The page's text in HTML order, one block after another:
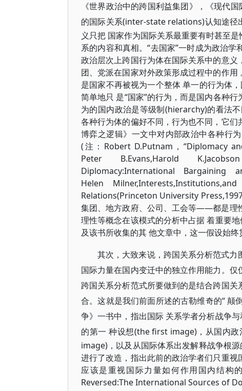
《世界政治中的跨国利益集团》，《现代
的国际关系(inter-state relations)认知途径
义只把 国家作为国际关系最重要有时甚至
系的内容和真相。“去国家”一时成为政治
政治层次上跨国行为体在国际关系中的意
团、党派在国家对外政策形成过程中的作
是国家不再被视为一个整体 单一的行为体
简单地只 是“国家”的行为，而是国内各种
为的国内政治是等级制(hierarchy)的看法
各种行为体的偏好不同，行为也不同，它
博弈之逻辑》一文中对内部政治中各种行
(注：Robert D.Putnam，“Diplomacy
Peter B.Evans,Harold
Diplomacy:International Bargaining
Helen
Relations(Princeton University
集团、地方政府、公司、工会等——都是理
理性等概念在该模式的分析中占据 着重要
及该书所收集的其 他文章中，这一假设始终
其次，大致来说，跨国关系分析范式
国际力量在国内变迁中的独立作用能力。
跨国关系分析范式所要做到的是结合跨国
合。这就是我们前面所述的古勒维奇的“ 颠
争》一书中，指出国际 关系学者分析战争
的第一 种设想(the first image)，从国内
image)，以及从国际体系出发解释战争根
进行了改造，指出此前的政治学者们只重
应该是重视国际力量如何作用国内结构
Reversed:TheInternational Sources of